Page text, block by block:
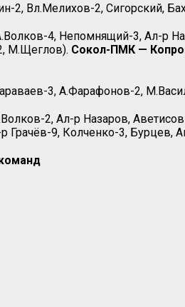
2, Вл.Мелихов-2, Сигорский,
4, Непомнящий-3, Ал-р
М.Щеглов). Сокол-ПМК —
3, А.Фарафонов-2,
2, Ал-р Назаров,
Грачёв-9, Колченко-3, Бурцев,